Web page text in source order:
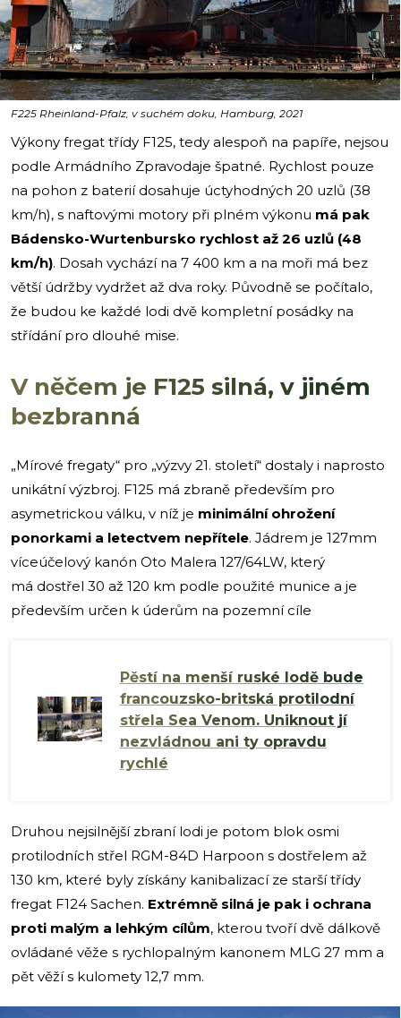
i
F225 Rheinland-Pfalz, v suchém doku, Hamburg, 2021
Výkony fregat třídy F125, tedy alespoň na papíře, nejsou
podle Armádního Zpravodaje špatné. Rychlost pouze
na pohon z baterií dosahuje úctyhodných 20 uzlů (38
km/h), s naftovými motory při plném výkonu má pak
Bádensko-Wurtenbursko rychlost až 26 uzlů (48
km/h). Dosah vychází na 7 400 km a na moři má bez
větší údržby vydržet až dva roky. Původně se počítalo,
že budou ke každé lodi dvě kompletní posádky na
střídání pro dlouhé mise.
V něčem je F125 silná, v jiném
bezbranná
„Mírové fregaty“ pro „výzvy 21. století“ dostaly i naprosto
unikátní výzbroj. F125 má zbraně především pro
asymetrickou válku, v níž je minimální ohrožení
ponorkami a letectvem nepřítele. Jádrem je 127mm
víceúčelový kanón Oto Malera 127/64LW, který
má dostřel 30 až 120 km podle použité munice a je
především určen k úderům na pozemní cíle
Pěstí na menší ruské lodě bude
francouzsko-britská protilodní
střela Sea Venom. Uniknout jí
nezvládnou ani ty opravdu
rychlé
Druhou nejsilnější zbraní lodi je potom blok osmi
protilodních střel RGM-84D Harpoon s dostřelem až
130 km, které byly získány kanibalizací ze starší třídy
fregat F124 Sachen. Extrémně silná je pak i ochrana
proti malým a lehkým cílům, kterou tvoří dvě dálkově
ovládané věže s rychlopalným kanonem MLG 27 mm a
pět věží s kulomety 12,7 mm.